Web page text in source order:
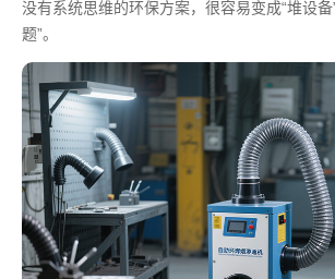
没有系统思维的环保方案，很容易变成“堆设备
题”。